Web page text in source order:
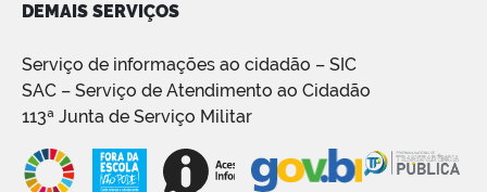
DEMAIS SERVIÇOS
Serviço de informações ao cidadão – SIC
SAC – Serviço de Atendimento ao Cidadão
113ª Junta de Serviço Militar